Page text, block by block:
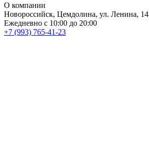
О компании
Новороссийск, Цемдолина, ул. Ленина, 14
Ежедневно с 10:00 до 20:00
+7 (993) 765-41-23